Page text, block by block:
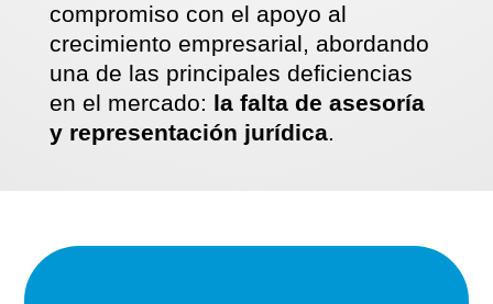
compromiso con el apoyo al
crecimiento empresarial, abordando
una de las principales deficiencias
en el mercado: la falta de asesoría
y representación jurídica.